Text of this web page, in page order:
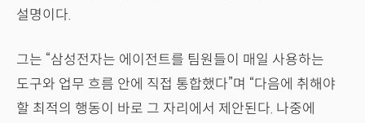
설명이다.
그는 “삼성전자는 에이전트를 팀원들이 매일 사용하는
도구와 업무 흐름 안에 직접 통합했다”며 “다음에 취해야
할 최적의 행동이 바로 그 자리에서 제안된다. 나중에